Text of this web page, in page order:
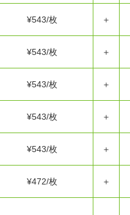
¥543/枚 ＋
¥543/枚 ＋
¥543/枚 ＋
¥543/枚 ＋
¥543/枚 ＋
¥472/枚 ＋